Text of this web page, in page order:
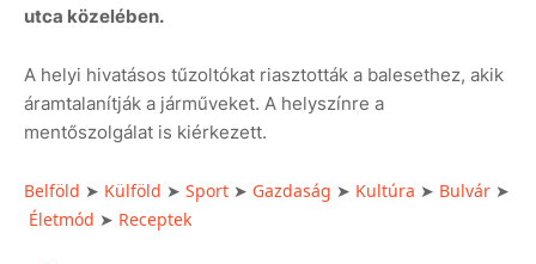
utca közelében.
A helyi hivatásos tűzoltókat riasztották a balesethez, akik
áramtalanítják a járműveket. A helyszínre a
mentőszolgálat is kiérkezett.
Belföld ➤ Külföld ➤ Sport ➤ Gazdaság ➤ Kultúra ➤ Bulvár ➤
Életmód ➤ Receptek